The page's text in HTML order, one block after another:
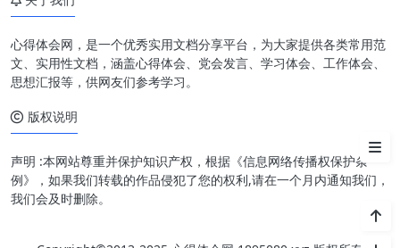
三、深耕“三服务”：践行初心使
命的根本落脚点
心得体会网，是一个优秀实用文档分享平台，为大家提供各类常用范
文、实用性文档，涵盖心得体会、党会发言、学习体会、工作体会、
思想汇报等，供网友们参考学习。
版权说明
声明 :本网站尊重并保护知识产权，根据《信息网络传播权保护条
例》，如果我们转载的作品侵犯了您的权利,请在一个月内通知我们，
我们会及时删除。